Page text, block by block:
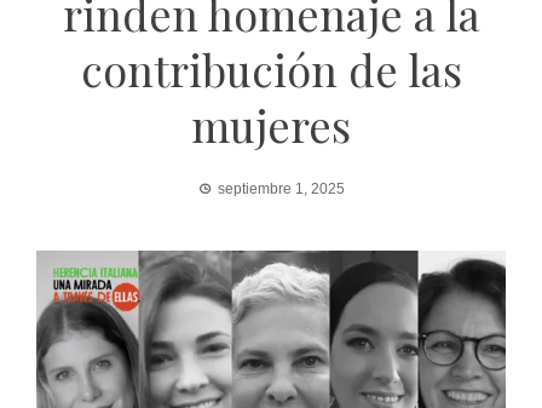
rinden homenaje a la
contribución de las
mujeres
septiembre 1, 2025